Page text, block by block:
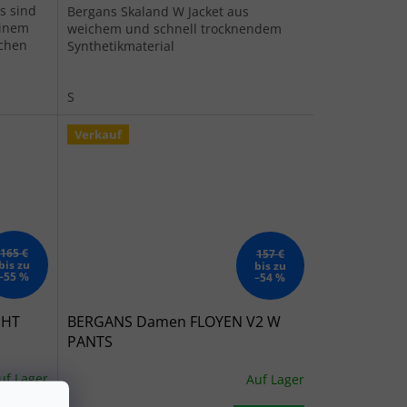
sind
Bergans Skaland W Jacket aus
weichem und schnell trocknendem
Synthetikmaterial
S
165 €
bis zu
%
Lager
Verkauf
157 €
bis zu
–54 %
BERGANS Damen FLOYEN V2 W
PANTS
Auf Lager